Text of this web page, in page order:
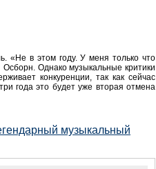
«Не в этом году. У меня только что
Однако музыкальные критики
конкуренции, так как сейчас
года это будет уже вторая отмена
музыкальный